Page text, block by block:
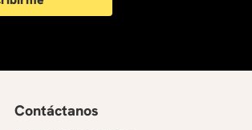
Contáctanos